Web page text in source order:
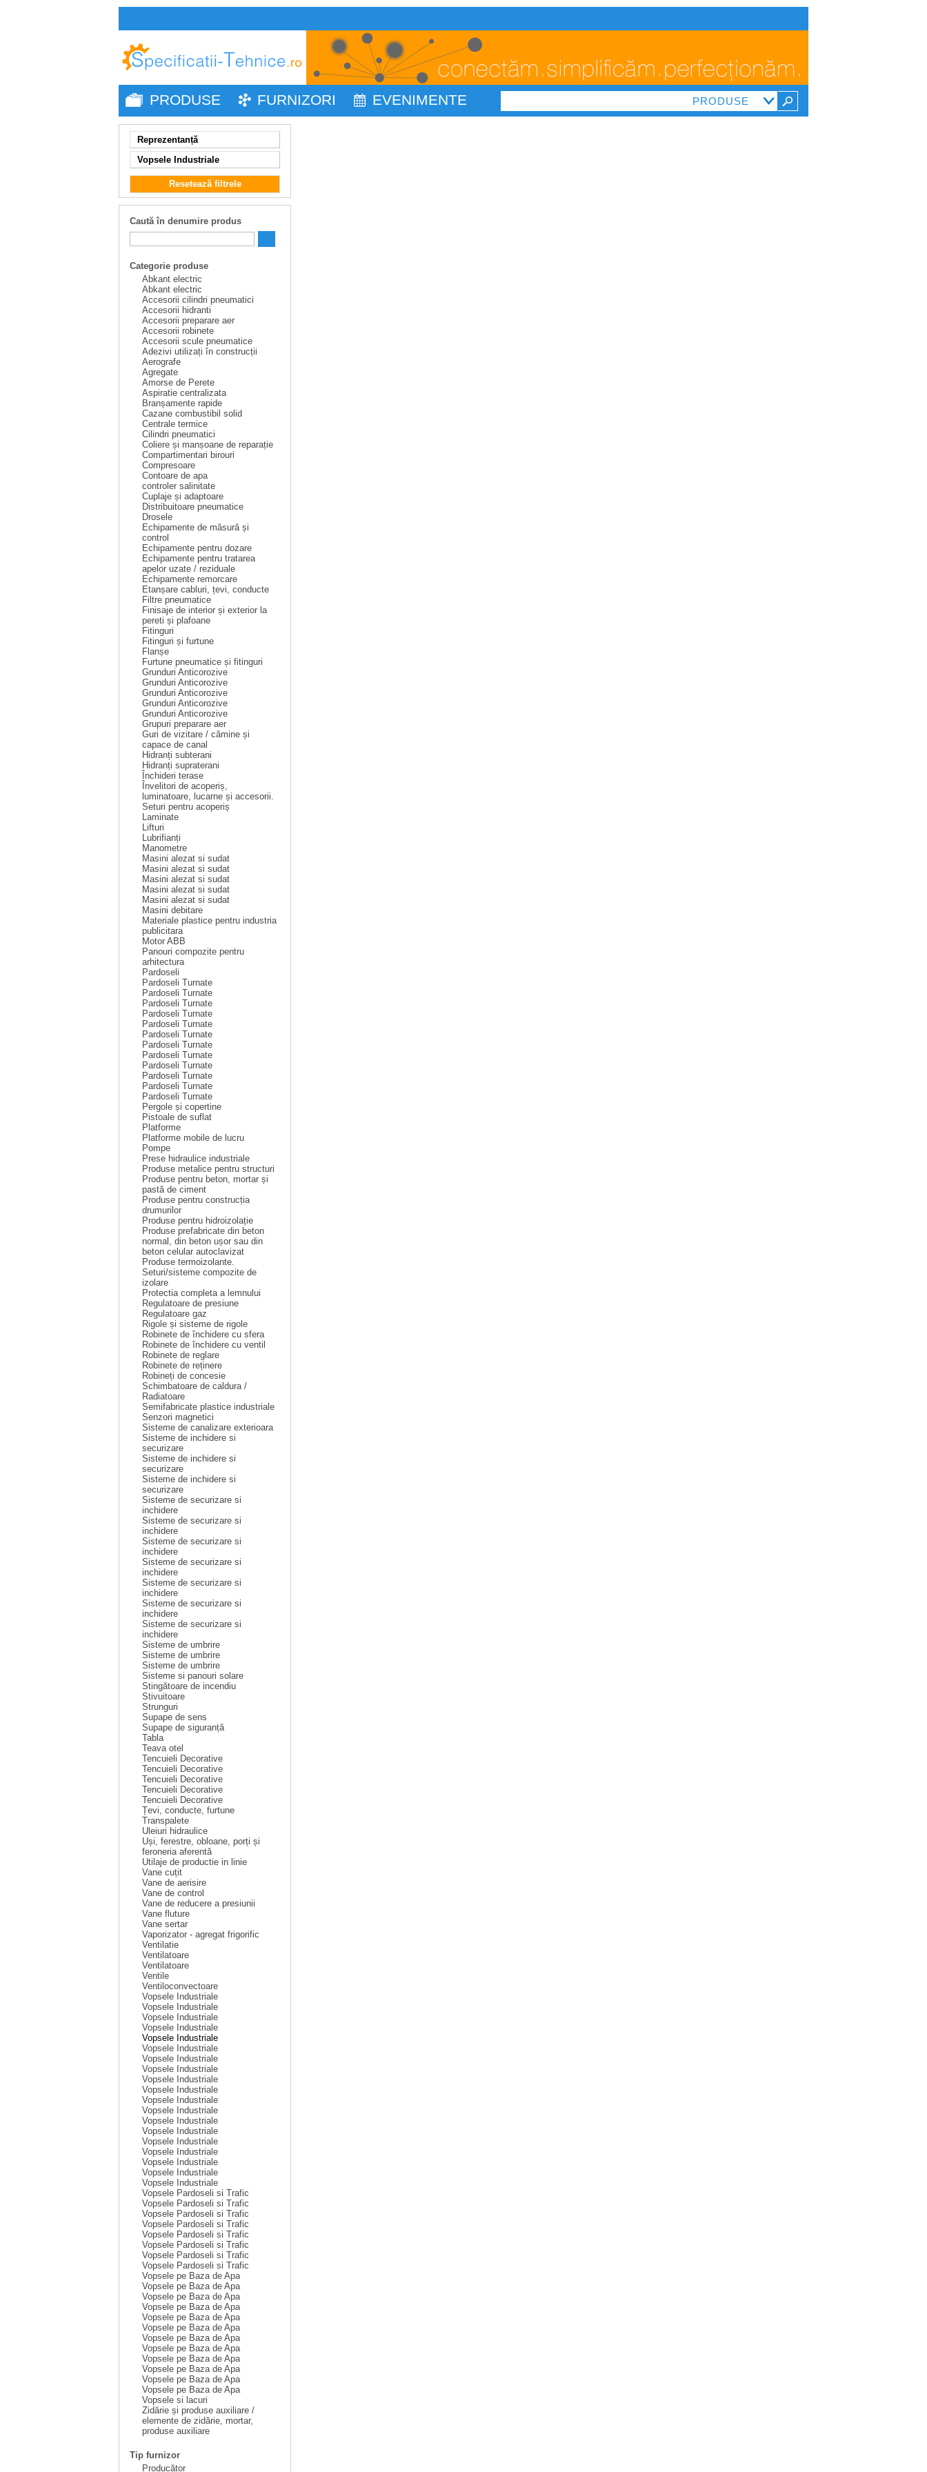
PRODUSE FURNIZORI EVENIMENTE
Reprezentanță
Vopsele Industriale
Resetează filtrele
Caută în denumire produs
Categorie produse
Abkant electric
Abkant electric
Accesorii cilindri pneumatici
Accesorii hidranti
Accesorii preparare aer
Accesorii robinete
Accesorii scule pneumatice
Adezivi utilizați în construcții
Aerografe
Agregate
Amorse de Perete
Aspiratie centralizata
Branșamente rapide
Cazane combustibil solid
Centrale termice
Cilindri pneumatici
Coliere și manșoane de reparație
Compartimentari birouri
Compresoare
Contoare de apa
controler salinitate
Cuplaje și adaptoare
Distribuitoare pneumatice
Drosele
Echipamente de măsură și
control
Echipamente pentru dozare
Echipamente pentru tratarea
apelor uzate / reziduale
Echipamente remorcare
Etanșare cabluri, țevi, conducte
Filtre pneumatice
Finisaje de interior și exterior la
pereti și plafoane
Fitinguri
Fitinguri și furtune
Flanșe
Furtune pneumatice și fitinguri
Grunduri Anticorozive
Grunduri Anticorozive
Grunduri Anticorozive
Grunduri Anticorozive
Grunduri Anticorozive
Grupuri preparare aer
Guri de vizitare / cămine și
capace de canal
Hidranți subterani
Hidranți supraterani
Închideri terase
Învelitori de acoperiș,
luminatoare, lucarne și accesorii.
Seturi pentru acoperiș
Laminate
Lifturi
Lubrifianți
Manometre
Masini alezat si sudat
Masini alezat si sudat
Masini alezat si sudat
Masini alezat si sudat
Masini alezat si sudat
Masini debitare
Materiale plastice pentru industria
publicitara
Motor ABB
Panouri compozite pentru
arhitectura
Pardoseli
Pardoseli Turnate
Pardoseli Turnate
Pardoseli Turnate
Pardoseli Turnate
Pardoseli Turnate
Pardoseli Turnate
Pardoseli Turnate
Pardoseli Turnate
Pardoseli Turnate
Pardoseli Turnate
Pardoseli Turnate
Pardoseli Turnate
Pergole și copertine
Pistoale de suflat
Platforme
Platforme mobile de lucru
Pompe
Prese hidraulice industriale
Produse metalice pentru structuri
Produse pentru beton, mortar și
pastă de ciment
Produse pentru construcția
drumurilor
Produse pentru hidroizolație
Produse prefabricate din beton
normal, din beton ușor sau din
beton celular autoclavizat
Produse termoizolante.
Seturi/sisteme compozite de
izolare
Protectia completa a lemnului
Regulatoare de presiune
Regulatoare gaz
Rigole și sisteme de rigole
Robinete de închidere cu sfera
Robinete de închidere cu ventil
Robinete de reglare
Robinete de reținere
Robineți de concesie
Schimbatoare de caldura /
Radiatoare
Semifabricate plastice industriale
Senzori magnetici
Sisteme de canalizare exterioara
Sisteme de inchidere si
securizare
Sisteme de inchidere si
securizare
Sisteme de inchidere si
securizare
Sisteme de securizare si
inchidere
Sisteme de securizare si
inchidere
Sisteme de securizare si
inchidere
Sisteme de securizare si
inchidere
Sisteme de securizare si
inchidere
Sisteme de securizare si
inchidere
Sisteme de securizare si
inchidere
Sisteme de umbrire
Sisteme de umbrire
Sisteme de umbrire
Sisteme si panouri solare
Stingătoare de incendiu
Stivuitoare
Strunguri
Supape de sens
Supape de siguranță
Tabla
Teava otel
Tencuieli Decorative
Tencuieli Decorative
Tencuieli Decorative
Tencuieli Decorative
Tencuieli Decorative
Țevi, conducte, furtune
Transpalete
Uleiuri hidraulice
Uși, ferestre, obloane, porți și
feroneria aferentă
Utilaje de productie in linie
Vane cuțit
Vane de aerisire
Vane de control
Vane de reducere a presiunii
Vane fluture
Vane sertar
Vaporizator - agregat frigorific
Ventilatie
Ventilatoare
Ventilatoare
Ventile
Ventiloconvectoare
Vopsele Industriale
Vopsele Industriale
Vopsele Industriale
Vopsele Industriale
Vopsele Industriale
Vopsele Industriale
Vopsele Industriale
Vopsele Industriale
Vopsele Industriale
Vopsele Industriale
Vopsele Industriale
Vopsele Industriale
Vopsele Industriale
Vopsele Industriale
Vopsele Industriale
Vopsele Industriale
Vopsele Industriale
Vopsele Industriale
Vopsele Industriale
Vopsele Pardoseli si Trafic
Vopsele Pardoseli si Trafic
Vopsele Pardoseli si Trafic
Vopsele Pardoseli si Trafic
Vopsele Pardoseli si Trafic
Vopsele Pardoseli si Trafic
Vopsele Pardoseli si Trafic
Vopsele Pardoseli si Trafic
Vopsele pe Baza de Apa
Vopsele pe Baza de Apa
Vopsele pe Baza de Apa
Vopsele pe Baza de Apa
Vopsele pe Baza de Apa
Vopsele pe Baza de Apa
Vopsele pe Baza de Apa
Vopsele pe Baza de Apa
Vopsele pe Baza de Apa
Vopsele pe Baza de Apa
Vopsele pe Baza de Apa
Vopsele pe Baza de Apa
Vopsele si lacuri
Zidărie și produse auxiliare /
elemente de zidărie, mortar,
produse auxiliare
Tip furnizor
Producător